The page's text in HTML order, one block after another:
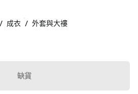
缺貨
/ 成衣 / 外套與大褸